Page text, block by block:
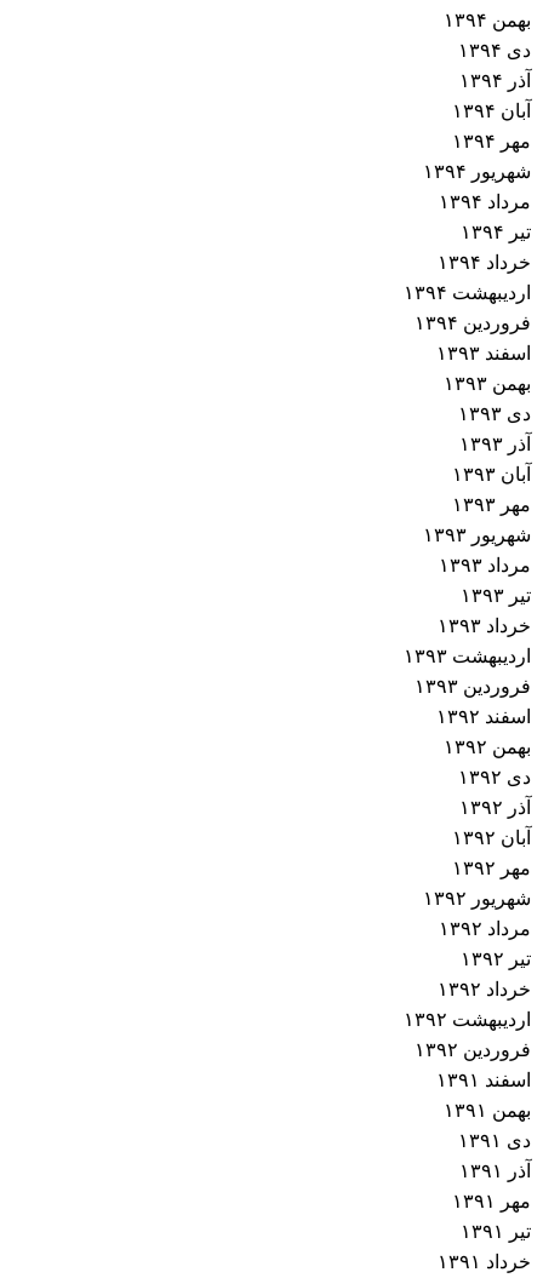
بهمن ۱۳۹۴
دی ۱۳۹۴
آذر ۱۳۹۴
آبان ۱۳۹۴
مهر ۱۳۹۴
شهریور ۱۳۹۴
مرداد ۱۳۹۴
تیر ۱۳۹۴
خرداد ۱۳۹۴
اردیبهشت ۱۳۹۴
فروردین ۱۳۹۴
اسفند ۱۳۹۳
بهمن ۱۳۹۳
دی ۱۳۹۳
آذر ۱۳۹۳
آبان ۱۳۹۳
مهر ۱۳۹۳
شهریور ۱۳۹۳
مرداد ۱۳۹۳
تیر ۱۳۹۳
خرداد ۱۳۹۳
اردیبهشت ۱۳۹۳
فروردین ۱۳۹۳
اسفند ۱۳۹۲
بهمن ۱۳۹۲
دی ۱۳۹۲
آذر ۱۳۹۲
آبان ۱۳۹۲
مهر ۱۳۹۲
شهریور ۱۳۹۲
مرداد ۱۳۹۲
تیر ۱۳۹۲
خرداد ۱۳۹۲
اردیبهشت ۱۳۹۲
فروردین ۱۳۹۲
اسفند ۱۳۹۱
بهمن ۱۳۹۱
دی ۱۳۹۱
آذر ۱۳۹۱
مهر ۱۳۹۱
تیر ۱۳۹۱
خرداد ۱۳۹۱